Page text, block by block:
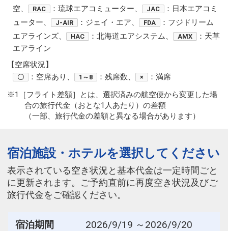
空、
RAC ：琉球エアコミューター、 JAC
：日本エアコミ
ューター、
J-AIR ：ジェイ・エア、 FDA
：フジドリーム
エアラインズ、
HAC ：北海道エアシステム、 AMX
：天草
エアライン
【空席状況】
〇 ：空席あり、 1～8 ：残席数、 ×
：満席
※1［フライト差額］とは、選択済みの航空便から変更した場
合の旅行代金（おとな1人あたり）の差額
（一部、旅行代金の差額と異なる場合があります）
宿泊施設・ホテルを選択してください
表示されている空き状況と基本代金は一定時間ごと
に更新されます。ご予約直前に再度空き状況及びご
旅行代金をご確認ください。
宿泊期間
2026/9/19 ～2026/9/20